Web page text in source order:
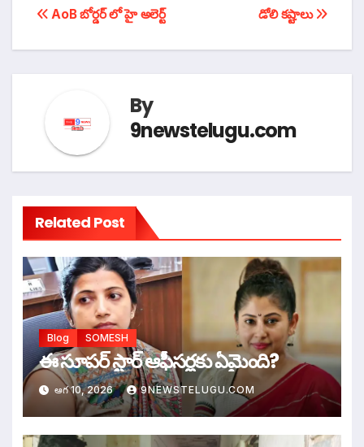
టపా
నావిగేషన్
డోలి కష్టాలు
AoB బోర్డర్ లో హై అలెర్ట్
By
9newstelugu.com
Related Post
Blog SOMESH
ఈ సూపర్ స్టార్ ఆఫీసర్లకు ఏమైంది?
ఆగ 10, 2026 9NEWSTELUGU.COM